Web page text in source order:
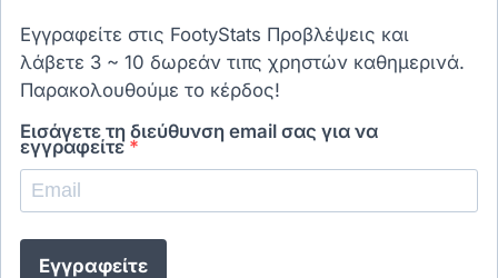
Εγγραφείτε στις FootyStats Προβλέψεις και
λάβετε 3 ~ 10 δωρεάν τιπς χρηστών καθημερινά.
Παρακολουθούμε το κέρδος!
Εισάγετε τη διεύθυνση email σας για να
εγγραφείτε *
Εγγραφείτε